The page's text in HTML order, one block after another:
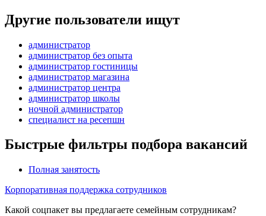
Другие пользователи ищут
администратор
администратор без опыта
администратор гостиницы
администратор магазина
администратор центра
администратор школы
ночной администратор
специалист на ресепшн
Быстрые фильтры подбора вакансий
Полная занятость
Корпоративная поддержка сотрудников
Какой соцпакет вы предлагаете семейным сотрудникам?